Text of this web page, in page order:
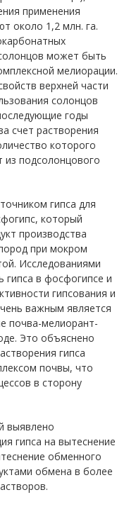
применения
около 1,2 млн. га.
может быть
мелиорации.
верхней части
солонцов
годы
счет растворения
которого
из подсолонцового
гипса для
который
производства
при мокром
Исследованиями
гипса в фосфогипсе и
гипсования и
важным является
почва-мелиорант-
Это объяснено
гипса
почвы, что
в сторону
выявлено
гипса на вытеснение
обменного
обмена в более